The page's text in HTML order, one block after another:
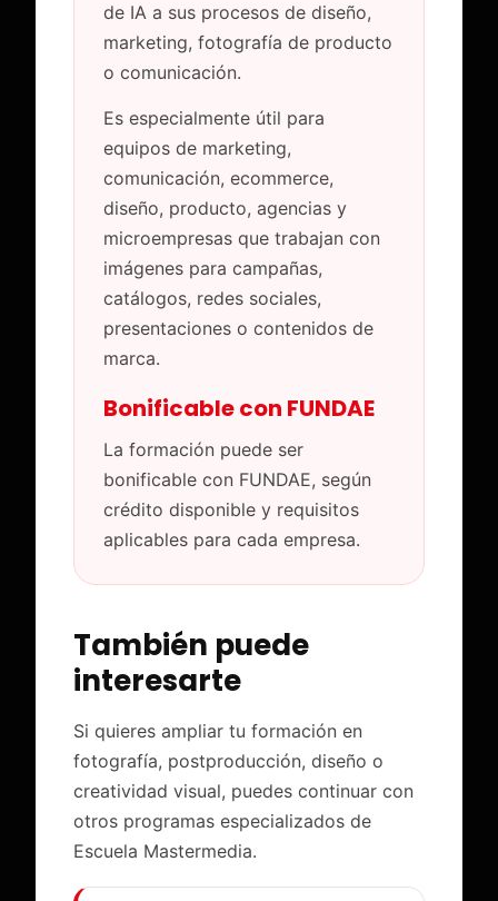
de IA a sus procesos de diseño,
marketing, fotografía de producto
o comunicación.
Es especialmente útil para
equipos de marketing,
comunicación, ecommerce,
diseño, producto, agencias y
microempresas que trabajan con
imágenes para campañas,
catálogos, redes sociales,
presentaciones o contenidos de
marca.
Bonificable con FUNDAE
La formación puede ser
bonificable con FUNDAE, según
crédito disponible y requisitos
aplicables para cada empresa.
También puede
interesarte
Si quieres ampliar tu formación en
fotografía, postproducción, diseño o
creatividad visual, puedes continuar con
otros programas especializados de
Escuela Mastermedia.